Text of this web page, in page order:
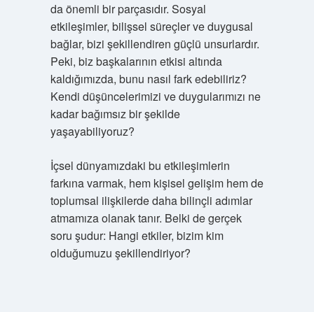
da önemli bir parçasıdır. Sosyal
etkileşimler, bilişsel süreçler ve duygusal
bağlar, bizi şekillendiren güçlü unsurlardır.
Peki, biz başkalarının etkisi altında
kaldığımızda, bunu nasıl fark edebiliriz?
Kendi düşüncelerimizi ve duygularımızı ne
kadar bağımsız bir şekilde
yaşayabiliyoruz?
İçsel dünyamızdaki bu etkileşimlerin
farkına varmak, hem kişisel gelişim hem de
toplumsal ilişkilerde daha bilinçli adımlar
atmamıza olanak tanır. Belki de gerçek
soru şudur: Hangi etkiler, bizim kim
olduğumuzu şekillendiriyor?